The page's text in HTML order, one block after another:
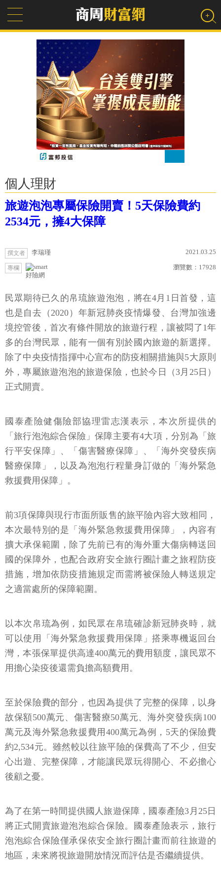
個人理財
旅遊泡泡專屬保險開賣！5天保險費約
2534元，擁4大保障
撰文者 李瑞瑾 2021.03.25
專欄
好險網
瀏覽數： 17928
民眾期待已久的帛琉旅遊泡泡，將在4月1日首發，這
也是自去（2020）年新冠肺炎疫情爆發、台灣加強邊
境控管後，首次有條件開放的旅遊行程，讓被悶了1年
多的台灣民眾，能有一個有別於國內旅遊的新選擇。
除了中央疫情指揮中心宣布的防疫相關措施與5大原則
外，專屬旅遊泡泡的旅遊保險，也於今日（3月25日）
正式開賣。
國泰產險健傷險部協理雷志漢表示，本次所提供的
「旅行泡泡綜合保險」保障主要有4大項，分別為「旅
行平安保障」、「傷害醫療保障」、「海外突發疾病
醫療保障」，以及為泡泡行程量身訂做的「海外緊急
救援費用保障」。
前3項保障與現行市面所販售的旅平險內容大致相同，
本次最特別的是「海外緊急救援費用保障」，內容有
擴大承保範圍，除了先前已有的海外重大傷病轉送回
國的保障外，也配合政府安全旅行圈計畫之旅程防疫
措施，增加依防疫措施規定而需將被保險人轉送規定
之適當處所的保障範圍。
以本次帛琉為例，如民眾在帛琉確診新冠肺炎時，就
可以使用「海外緊急救援費用保障」搭乘專機返回台
灣，本張保單提供高達400萬元的費用額度，讓民眾不
用擔心染疫後還需負擔高額費用。
至於保險費的部分，也因為提供了完整的保障，以身
故保額500萬元、傷害醫療50萬元、海外突發疾病100
萬元及海外緊急救援費用400萬元為例，5天的保險費
約2,534元。雖然較以往旅平險的保費高了不少，但安
心出遊、完整保障，才能讓民眾玩得開心、不必擔心
後顧之憂。
為了在第一時間提供國人旅遊保障，國泰產險3月25日
將正式開賣旅遊泡泡綜合保險。國泰產險表示，旅行
泡泡綜合保險僅承保依安全旅行圈計畫而前往旅遊的
地區，未來將視旅遊開放情況而評估是否繼續提供。